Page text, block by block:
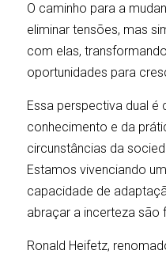
O caminho para a
eliminar tensões, mas
com elas,
oportunidades para
Essa perspectiva dual é
conhecimento e da
circunstâncias da
Estamos vivenciando
capacidade de
abraçar a incerteza são
Ronald Heifetz,